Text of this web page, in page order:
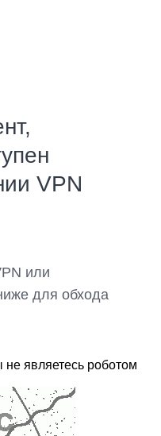
VPN
или
для обхода
являетесь роботом